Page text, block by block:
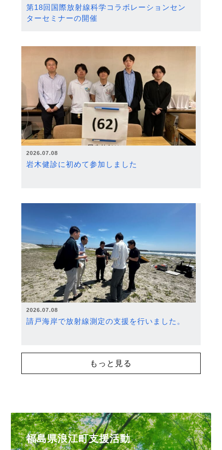
第18回国際放射線科学コラボレーションセン
ターセミナーの開催
2026.07.08
岩木健診に初めて参加しました
2026.07.08
請戸海岸で放射線測定の支援を行いました。
もっと見る
福島県浪江町支援活動